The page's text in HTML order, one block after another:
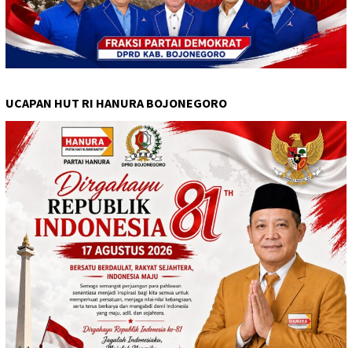
UCAPAN HUT RI HANURA BOJONEGORO